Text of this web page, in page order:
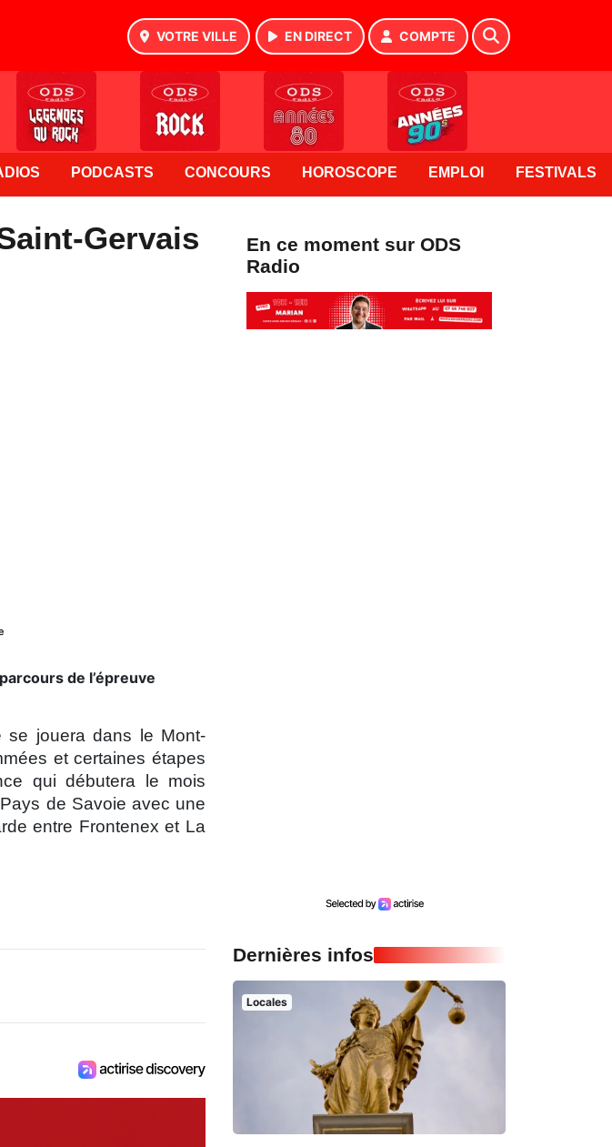
VOTRE VILLE EN DIRECT COMPTE
PODCASTS CONCOURS HOROSCOPE EMPLOI FESTIVALS
Gervais
de l’épreuve
se jouera dans le Mont-
et certaines étapes
qui débutera le mois
de Savoie avec une
entre Frontenex et La
En ce moment sur ODS
Radio
Dernières infos
Locales